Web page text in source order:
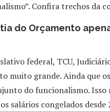
Confira trechos da
do Orçamento
federal, TCU,
muito grande. Ainda que
do funcionalismo.
salários congelados desde